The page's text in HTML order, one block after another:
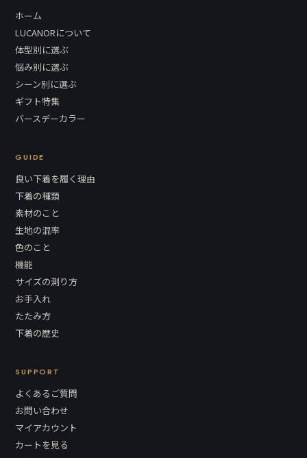
ホーム
LUCANORについて
体型別に選ぶ
悩み別に選ぶ
シーン別に選ぶ
ギフト特集
バースデーカラー
GUIDE
良い下着を履く理由
下着の種類
素材のこと
生地の混率
色のこと
機能
サイズの測り方
お手入れ
たたみ方
下着の歴史
SUPPORT
よくあるご質問
お問い合わせ
マイアカウント
カートを見る